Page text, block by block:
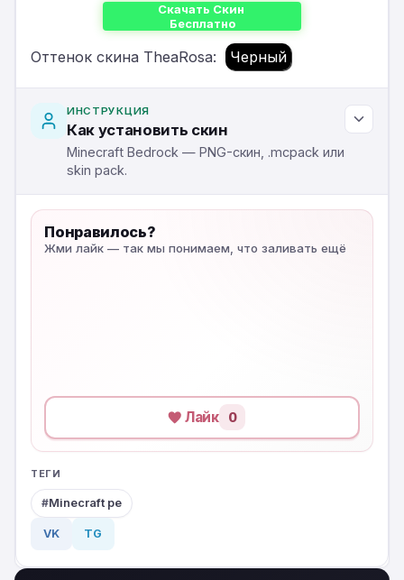
Скачать Скин
Бесплатно
Оттенок скина TheaRosa: Черный
ИНСТРУКЦИЯ
Как установить скин
Minecraft Bedrock — PNG-скин, .mcpack или
skin pack.
Понравилось?
Жми лайк — так мы понимаем, что заливать ещё
Лайк 0
ТЕГИ
Minecraft pe
VK TG